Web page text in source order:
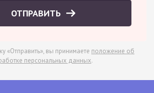
ОТПРАВИТЬ
«Отправить», вы принимаете положение об
персональных данных.